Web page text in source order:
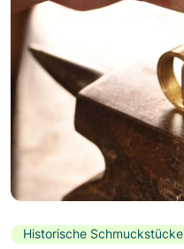
Historische Schmuckstücke